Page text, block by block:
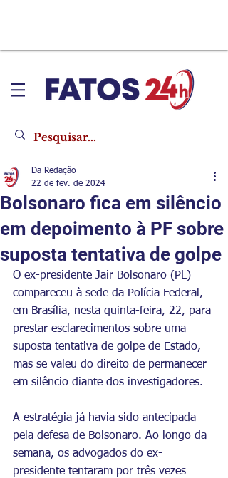
Bolsonaro fica em silêncio
em depoimento à PF sobre
suposta tentativa de golpe
Da Redação
22 de fev. de 2024
O ex-presidente Jair Bolsonaro (PL)
compareceu à sede da Polícia Federal,
em Brasília, nesta quinta-feira, 22, para
prestar esclarecimentos sobre uma
suposta tentativa de golpe de Estado,
mas se valeu do direito de permanecer
em silêncio diante dos investigadores.
A estratégia já havia sido antecipada
pela defesa de Bolsonaro. Ao longo da
semana, os advogados do ex-
presidente tentaram por três vezes